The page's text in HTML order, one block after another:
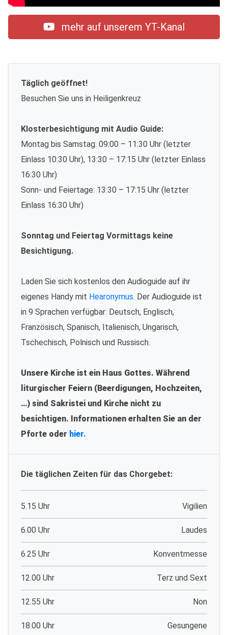
mehr auf unserem YT-Kanal
Täglich geöffnet!
Besuchen Sie uns in Heiligenkreuz
Klosterbesichtigung mit Audio Guide:
Montag bis Samstag: 09:00 – 11:30 Uhr (letzter
Einlass 10:30 Uhr), 13:30 – 17:15 Uhr (letzter Einlass
16:30 Uhr)
Sonn- und Feiertage: 13:30 – 17:15 Uhr (letzter
Einlass 16:30 Uhr)
Sonntag und Feiertag Vormittags keine
Besichtigung.
Laden Sie sich kostenlos den Audioguide auf ihr
eigenes Handy mit Hearonymus. Der Audioguide ist
in 9 Sprachen verfügbar: Deutsch, Englisch,
Französisch, Spanisch, Italienisch, Ungarisch,
Tschechisch, Polnisch und Russisch.
Unsere Kirche ist ein Haus Gottes. Während
liturgischer Feiern (Beerdigungen, Hochzeiten,
…) sind Sakristei und Kirche nicht zu
besichtigen. Informationen erhalten Sie an der
Pforte oder hier.
Die täglichen Zeiten für das Chorgebet:
5.15 Uhr Vigilien
6.00 Uhr Laudes
6.25 Uhr Konventmesse
12.00 Uhr Terz und Sext
12.55 Uhr Non
18.00 Uhr Gesungene